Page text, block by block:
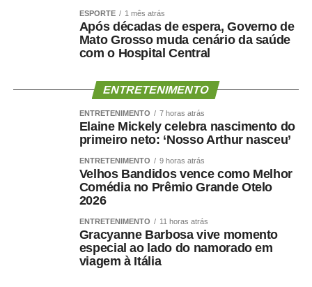
COMENTE ABAIXO:
ESPORTE 1 mês atrás
Após décadas de espera, Governo de
Mato Grosso muda cenário da saúde
com o Hospital Central
ENTRETENIMENTO
ENTRETENIMENTO 7 horas atrás
Elaine Mickely celebra nascimento do
primeiro neto: ‘Nosso Arthur nasceu’
ENTRETENIMENTO 9 horas atrás
Velhos Bandidos vence como Melhor
Comédia no Prêmio Grande Otelo
2026
ENTRETENIMENTO 11 horas atrás
Gracyanne Barbosa vive momento
especial ao lado do namorado em
viagem à Itália